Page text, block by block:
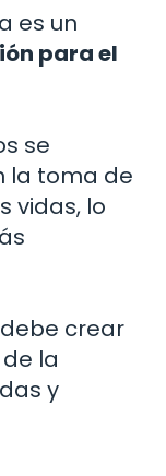
es un
para el
se
la toma de
vidas, lo
crear
la
y